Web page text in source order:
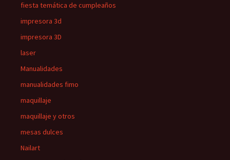
fiesta temática de cumpleaños
impresora 3d
impresora 3D
laser
Manualidades
manualidades fimo
maquillaje
maquillaje y otros
mesas dulces
Nailart